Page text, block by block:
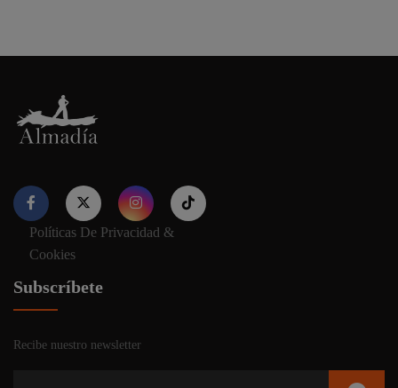
Nuestro sitio web utiliza cookies para proporcionar su
experiencia de navegación e información relevante. Antes de
continuar utilizando nuestro sitio web, acepte nuestros
Políticas De Privacidad &
Cookies
Subscríbete
Recibe nuestro newsletter